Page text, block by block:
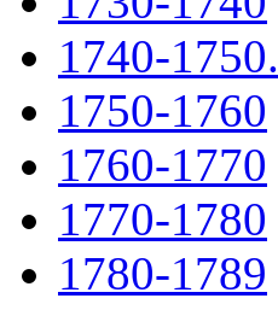
1740-1750.
1750-1760
1760-1770
1770-1780
1780-1789